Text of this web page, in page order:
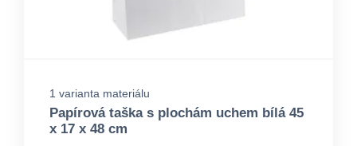
1 varianta materiálu
Papírová taška s plochám uchem bílá 45
x 17 x 48 cm